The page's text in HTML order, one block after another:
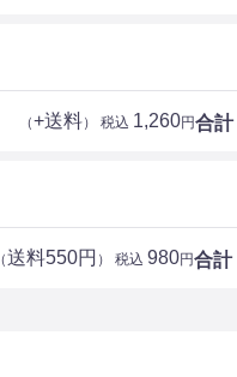
合計
（+送料） 税込 1,260円
合計
（送料550円 ） 税込 980円